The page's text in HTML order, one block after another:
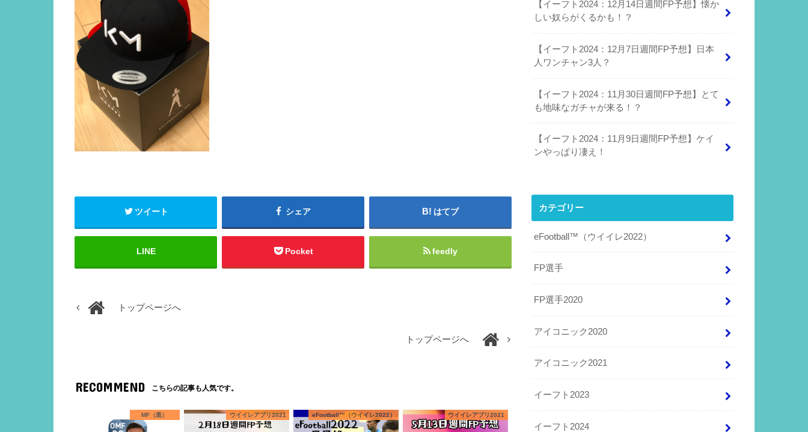
ツイート シェア はてブ
LINE Pocket feedly
トップページへ
トップページへ
RECOMMEND こちらの記事も人気です。
MF（黒） ウイイレアプリ2021 eFootball™（ウイイレ2022） ウイイレアプリ2021
【イーフト2024：12月14日週間FP予想】懐か
しい奴らがくるかも！？
【イーフト2024：12月7日週間FP予想】日本
人ワンチャン3人？
【イーフト2024：11月30日週間FP予想】とて
も地味なガチャが来る！？
【イーフト2024：11月9日週間FP予想】ケイ
ンやっぱり凄え！
カテゴリー
eFootball™（ウイイレ2022）
FP選手
FP選手2020
アイコニック2020
アイコニック2021
イーフト2023
イーフト2024